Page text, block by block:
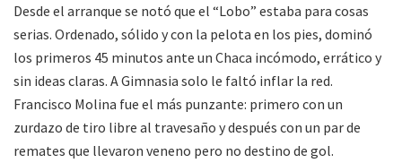
Desde el arranque se notó que el “Lobo” estaba para cosas
serias. Ordenado, sólido y con la pelota en los pies, dominó
los primeros 45 minutos ante un Chaca incómodo, errático y
sin ideas claras. A Gimnasia solo le faltó inflar la red.
Francisco Molina fue el más punzante: primero con un
zurdazo de tiro libre al travesaño y después con un par de
remates que llevaron veneno pero no destino de gol.